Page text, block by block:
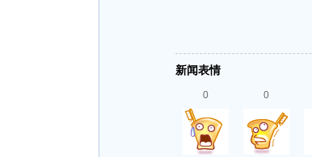
新闻表情
0 0